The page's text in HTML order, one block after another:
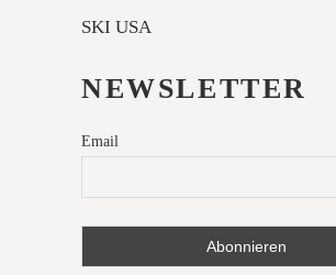
SKI USA
NEWSLETTER
Email